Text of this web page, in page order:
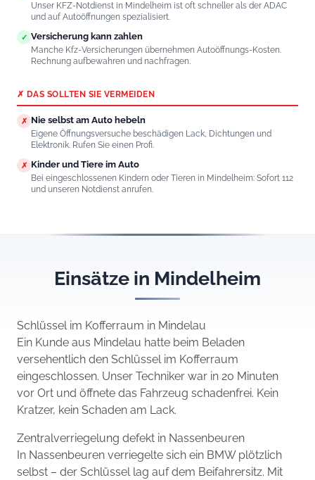
Unser KFZ-Notdienst in Mindelheim ist oft schneller als der ADAC
und auf Autoöffnungen spezialisiert.
✓ Versicherung kann zahlen
Manche Kfz-Versicherungen übernehmen Autoöffnungs-Kosten.
Rechnung aufbewahren und nachfragen.
✗ DAS SOLLTEN SIE VERMEIDEN
✗ Nie selbst am Auto hebeln
Eigene Öffnungsversuche beschädigen Lack, Dichtungen und
Elektronik. Rufen Sie einen Profi.
✗ Kinder und Tiere im Auto
Bei eingeschlossenen Kindern oder Tieren in Mindelheim: Sofort 112
und unseren Notdienst anrufen.
Einsätze in Mindelheim
Schlüssel im Kofferraum in Mindelau
Ein Kunde aus Mindelau hatte beim Beladen
versehentlich den Schlüssel im Kofferraum
eingeschlossen. Unser Techniker war in 20 Minuten
vor Ort und öffnete das Fahrzeug schadenfrei. Kein
Kratzer, kein Schaden am Lack.
Zentralverriegelung defekt in Nassenbeuren
In Nassenbeuren verriegelte sich ein BMW plötzlich
selbst – der Schlüssel lag auf dem Beifahrersitz. Mit